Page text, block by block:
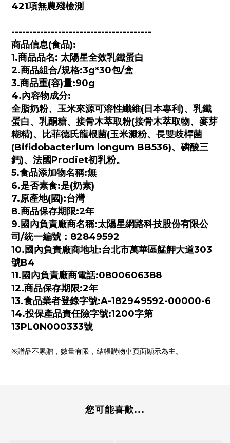
421項無農殘檢測
---------------------------------------
商品信息(食品):
1.商品品名: 太陽星全效乳鐵蛋白
2.商品組合/規格:3g*30包/盒
3.商品重(容)量:90g
4.內容物成分:
全脂奶粉、玉米來源可溶性纖維(日本專利)、乳鐵
蛋白、乳酮糖、接骨木萃取粉(接骨木萃取物、麥芽
糊精)、比菲德氏龍根菌(玉米澱粉、長雙歧桿菌
(Bifidobacterium longum BB536)、磷酸三
鈣)、法國Prodiet初乳粉。
5.食品添加物名稱:無
6.是否素食:是(奶素)
7.原產地(國):台灣
8.商品保存期限:2年
9.國內負責廠商名稱:太陽星網路科技股份有限公
司/統一編號：82849592
10.國內負責廠商地址:台北市萬華區艋舺大道303
號B4
11.國內負責廠商電話:0800606388
12.商品保存期限:2年
13.食品業者登錄字號:A-182949592-00000-6
14.投保產品責任險字號:1200字第
13PL0N000333號
※贈品不累贈，數量有限，結帳購物車頁面顯示為主。
您可能喜歡...